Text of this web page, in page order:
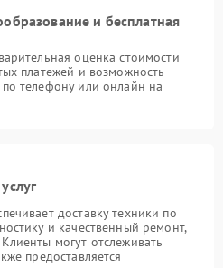
и бесплатная
оценка стоимости
платежей и возможность
телефону или онлайн на
доставку техники по
и качественный ремонт,
могут отслеживать
предоставляется